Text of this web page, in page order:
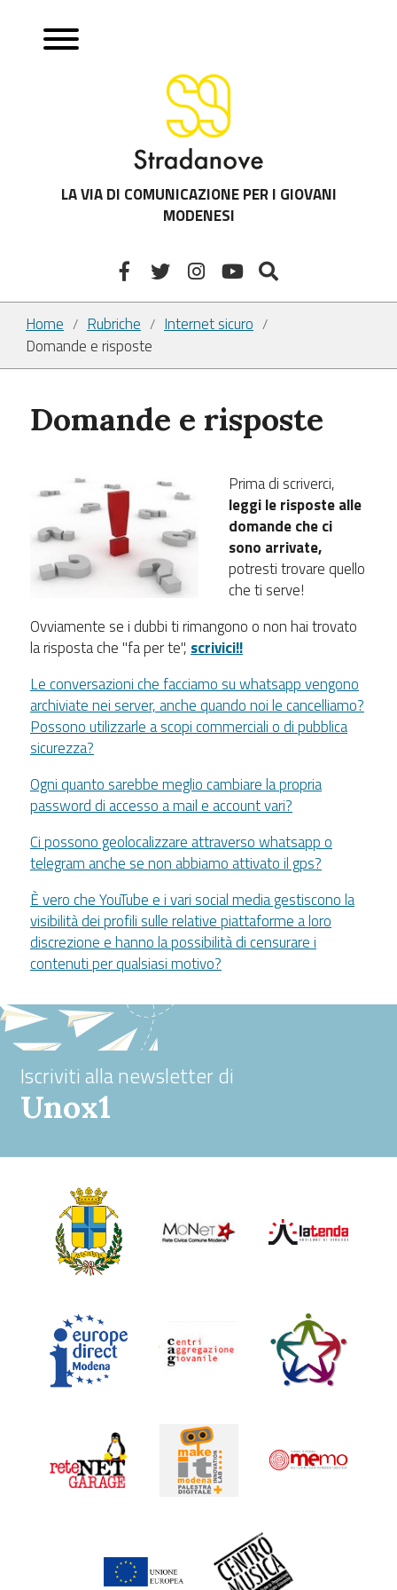
LA VIA DI COMUNICAZIONE PER I GIOVANI
MODENESI
Home / Rubriche / Internet sicuro /
Domande e risposte
Domande e risposte
Prima di scriverci,
leggi le risposte alle
domande che ci
sono arrivate,
potresti trovare quello
che ti serve!
Ovviamente se i dubbi ti rimangono o non hai trovato
la risposta che "fa per te", scrivici!!
Le conversazioni che facciamo su whatsapp vengono
archiviate nei server, anche quando noi le cancelliamo?
Possono utilizzarle a scopi commerciali o di pubblica
sicurezza?
Ogni quanto sarebbe meglio cambiare la propria
password di accesso a mail e account vari?
Ci possono geolocalizzare attraverso whatsapp o
telegram anche se non abbiamo attivato il gps?
È vero che YouTube e i vari social media gestiscono la
visibilità dei profili sulle relative piattaforme a loro
discrezione e hanno la possibilità di censurare i
contenuti per qualsiasi motivo?
Iscriviti alla newsletter di
Unox1